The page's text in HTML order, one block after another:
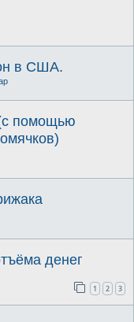
в США.
помощью
денег
1 2 3